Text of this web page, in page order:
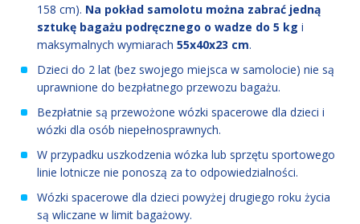
158 cm). Na pokład samolotu można zabrać jedną
sztukę bagażu podręcznego o wadze do 5 kg i
maksymalnych wymiarach 55x40x23 cm.
Dzieci do 2 lat (bez swojego miejsca w samolocie) nie są
uprawnione do bezpłatnego przewozu bagażu.
Bezpłatnie są przewożone wózki spacerowe dla dzieci i
wózki dla osób niepełnosprawnych.
W przypadku uszkodzenia wózka lub sprzętu sportowego
linie lotnicze nie ponoszą za to odpowiedzialności.
Wózki spacerowe dla dzieci powyżej drugiego roku życia
są wliczane w limit bagażowy.